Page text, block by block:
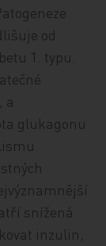
od
1. typu.
a
glukagonu
snížená
inzulin,